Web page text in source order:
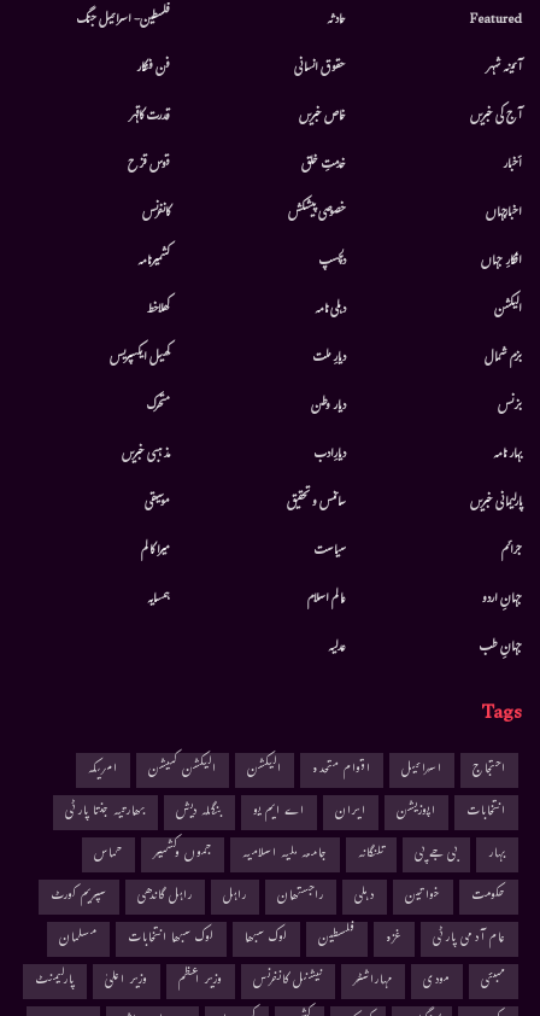
Featured
آئینہ شہر
آج کی خبریں
أخبار
اخبارجہاں
افکارِ جہاں
الیکشن
بزم شمال
بزنس
بہار نامہ
پارلیمانی خبریں
جرائم
جہانِ اردو
جہانِ طب
حادثہ
حقوق انسانی
خاص خبریں
خدمتِ خلق
خصوصی پیشکش
دلچسپ
دہلی نامہ
دیارِ ملت
دیار وطن
دیارِادب
سائنس و تحقیق
سیاست
عالم اسلام
عدلیہ
فلسطین- اسرائیل جنگ
فن فنکار
قدرت کاقہر
قوس قزح
کانفرنس
کشمیرنامہ
کھلاخط
کھیل ایکسپریس
متحرك
مذہبی خبریں
موسيقى
میرا کالم
ہمسایہ
Tags
احتجاج اسرائیل اقوام متحدہ الیکشن الیکشن کمیشن
امریکہ
انتخابات
اپوزیشن ایران اے ایم یو بنگلہ دیش
بھارتیہ جنتا پارٹی
بہار
بی جے پی تلنگانہ جامعہ ملیہ اسلامیہ جموں وکشمیر
حماس
حکومت
خواتین دہلی راجستھان راہل راہل گاندھی
سپریم کورٹ
عام آدمی پارٹی
غزہ فلسطین لوک سبھا لوک سبھا انتخابات
مسلمان
ممبئی
مودی مہاراشٹر نیشنل کانفرنس وزیر اعظم وزیر اعلیٰ
پارلیمنٹ